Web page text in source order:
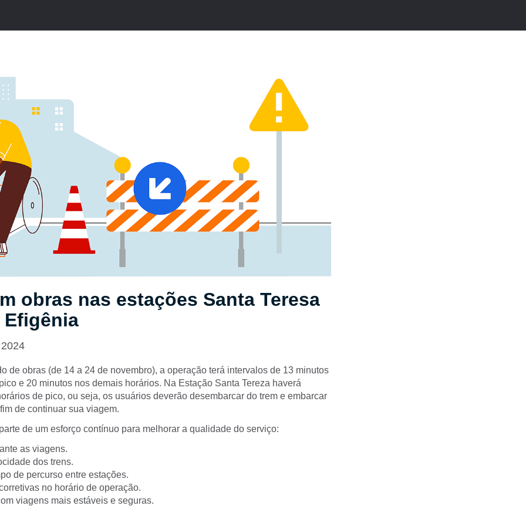
obras nas estações Santa Teresa
Efigênia
de obras (de 14 a 24 de novembro), a operação terá intervalos de 13 minutos
e 20 minutos nos demais horários. Na Estação Santa Tereza haverá
de pico, ou seja, os usuários deverão desembarcar do trem e embarcar
de continuar sua viagem.
de um esforço contínuo para melhorar a qualidade do serviço:
as viagens.
dos trens.
de percurso entre estações.
no horário de operação.
viagens mais estáveis e seguras.